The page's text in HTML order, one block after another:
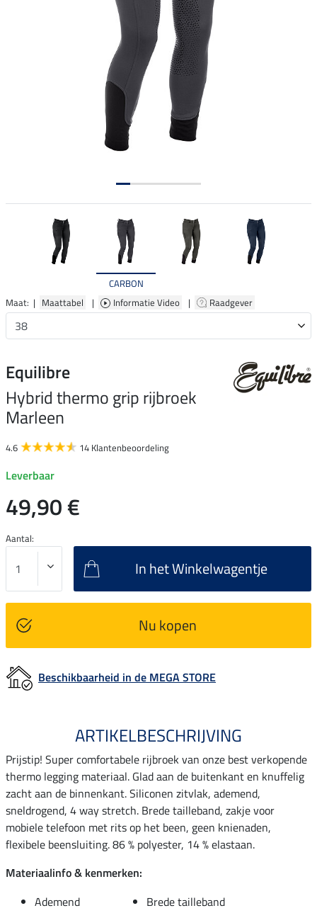
CARBON
Maat: | Maattabel | Informatie Video | Raadgever
Equilibre
Hybrid thermo grip rijbroek
Marleen
4.6 14 Klantenbeoordeling
Leverbaar
49,90 €
Aantal:
In het Winkelwagentje
Nu kopen
Beschikbaarheid in de MEGA STORE
ARTIKELBESCHRIJVING
Prijstip! Super comfortabele rijbroek van onze best verkopende
thermo legging materiaal. Glad aan de buitenkant en knuffelig
zacht aan de binnenkant. Siliconen zitvlak, ademend,
sneldrogend, 4 way stretch. Brede tailleband, zakje voor
mobiele telefoon met rits op het been, geen knienaden,
flexibele beensluiting. 86 % polyester, 14 % elastaan.
Materiaalinfo & kenmerken:
Ademend
Brede tailleband